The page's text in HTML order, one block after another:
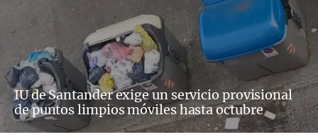
IU de Santander exige un servicio provisional
de puntos limpios móviles hasta octubre